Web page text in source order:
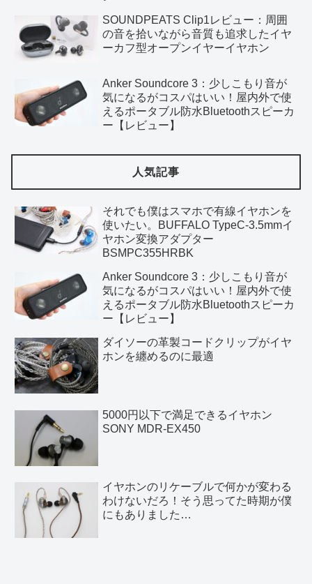
SOUNDPEATS Clip1レビュー：周囲
の音を拾いながら音質も追求したイヤ
ーカフ型オープンイヤーイヤホン
Anker Soundcore 3：少しこもり音が
気になるがコスパはいい！屋内外で使
えるポータブル防水Bluetoothスピーカ
ー【レビュー】
人気記事
それでも僕はスマホで有線イヤホンを
使いたい。BUFFALO TypeC-3.5mmイ
ヤホン変換アダプター
BSMPC355HRBK
Anker Soundcore 3：少しこもり音が
気になるがコスパはいい！屋内外で使
えるポータブル防水Bluetoothスピーカ
ー【レビュー】
ダイソーの革製コードクリップがイヤ
ホンを纏めるのに最適
5000円以下で満足できるイヤホン
SONY MDR-EX450
イヤホンのリケーブルで何かが変わる
わけないだろ！そう思ってた時期が僕
にもありました…